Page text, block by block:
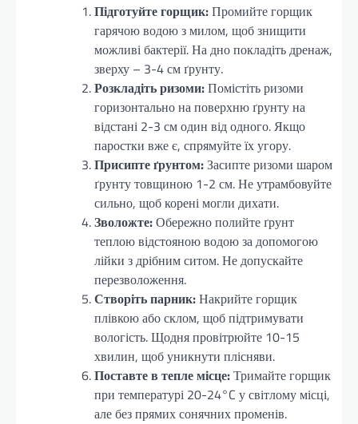
Підготуйте горщик:Промийте горщик
гарячою водою з милом, щоб знищити
можливі бактерії. На дно покладіть дренаж,
зверху – 3-4 см ґрунту.
Розкладіть ризоми:Помістіть ризоми
горизонтально на поверхню ґрунту на
відстані 2-3 см один від одного. Якщо
паростки вже є, спрямуйте їх угору.
Присипте ґрунтом:Засипте ризоми шаром
ґрунту товщиною 1-2 см. Не утрамбовуйте
сильно, щоб корені могли дихати.
Зволожте:Обережно полийте ґрунт
теплою відстояною водою за допомогою
лійки з дрібним ситом. Не допускайте
перезволоження.
Створіть парник:Накрийте горщик
плівкою або склом, щоб підтримувати
вологість. Щодня провітрюйте 10-15
хвилин, щоб уникнути плісняви.
Поставте в тепле місце:Тримайте горщик
при температурі 20-24°C у світлому місці,
але без прямих сонячних променів.